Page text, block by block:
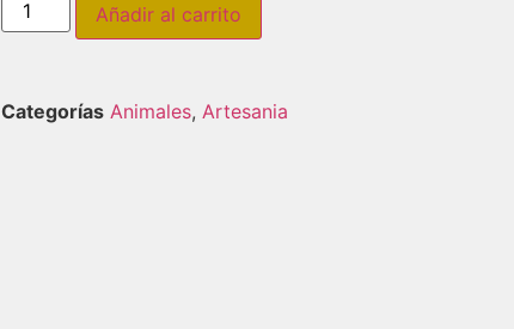
Añadir al carrito
Categorías Animales, Artesania